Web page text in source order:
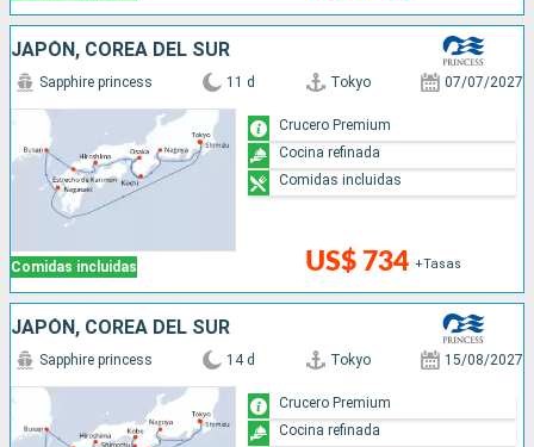
JAPÓN, COREA DEL SUR
Comidas incluidas
Sapphire princess 11 d Tokyo 07/07/2027
US$ 734 +Tasas
Crucero Premium
Cocina refinada
Comidas incluidas
JAPÓN, COREA DEL SUR
Sapphire princess 14 d Tokyo 15/08/2027
Crucero Premium
Cocina refinada